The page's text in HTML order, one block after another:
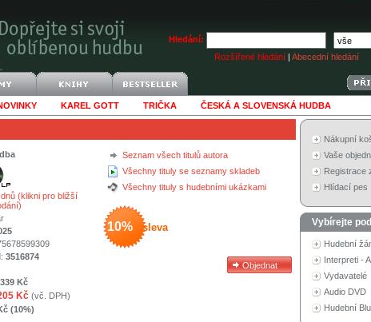
Hledání:
Rozšířené hledání | Abecední hledání
KAREL GOTT TRIČKA ČESKÁ A SLOVENSKÁ HUDBA
Seznam všech titulů autora
Všechny tituly se seznamy skladeb
Všechny tituly s hudebními ukázkami
10% sleva
(klikni pro bližší
3516874
Kč
Kč (vč. DPH)
(10%)
Nákupní
Vaše
Registrace
Hlídací pes
Vybírejte
Hudební
Interpreti -
Vydavatelé
Audio DVD
Hudební